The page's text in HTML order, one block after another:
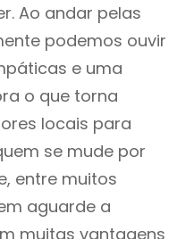
Ao andar pelas
podemos ouvir
e uma
o que torna
locais para
se mude por
entre muitos
aguarde a
muitas vantagens